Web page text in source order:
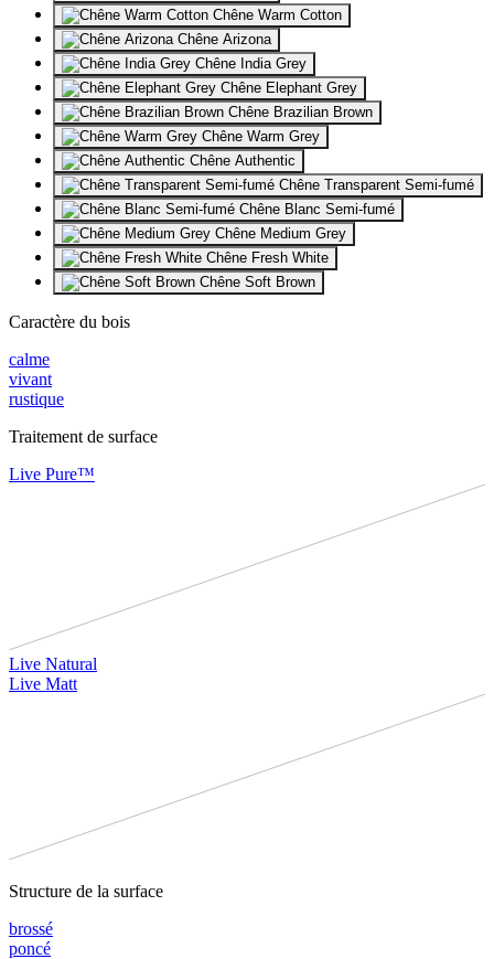
Chêne Warm Cotton
Chêne Arizona
Chêne India Grey
Chêne Elephant Grey
Chêne Brazilian Brown
Chêne Warm Grey
Chêne Authentic
Chêne Transparent Semi-fumé
Chêne Blanc Semi-fumé
Chêne Medium Grey
Chêne Fresh White
Chêne Soft Brown
Caractère du bois
calme
vivant
rustique
Traitement de surface
Live Pure™
Live Natural
Live Matt
Structure de la surface
brossé
poncé